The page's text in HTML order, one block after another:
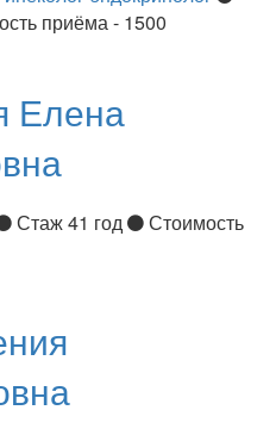
приёма - 1500
Елена
Стаж 41 год
Стоимость